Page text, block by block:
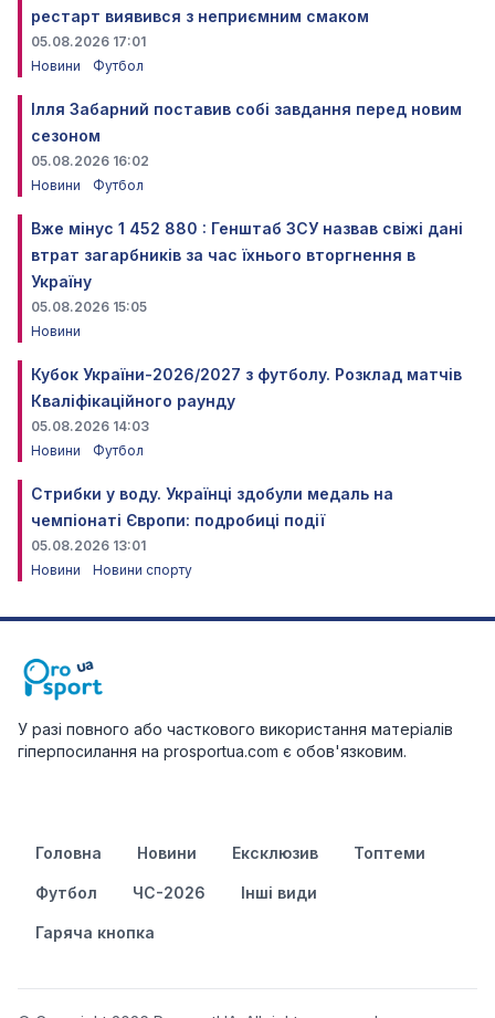
рестарт виявився з неприємним смаком
05.08.2026 17:01
Новини
Футбол
Ілля Забарний поставив собі завдання перед новим
сезоном
05.08.2026 16:02
Новини
Футбол
Вже мінус 1 452 880 : Генштаб ЗСУ назвав свіжі дані
втрат загарбників за час їхнього вторгнення в
Україну
05.08.2026 15:05
Новини
Кубок України-2026/2027 з футболу. Розклад матчів
Кваліфікаційного раунду
05.08.2026 14:03
Новини
Футбол
Стрибки у воду. Українці здобули медаль на
чемпіонаті Європи: подробиці події
05.08.2026 13:01
Новини
Новини спорту
У разі повного або часткового використання матеріалів
гіперпосилання на prosportua.com є обов'язковим.
Головна Новини Ексклюзив Топтеми
Футбол ЧС-2026 Інші види
Гаряча кнопка